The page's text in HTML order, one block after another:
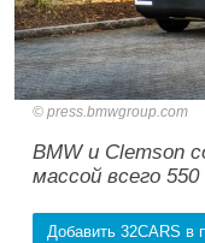
press.bmwgroup.com
BMW и Clemson
массой всего 550
Добавить 32CARS в